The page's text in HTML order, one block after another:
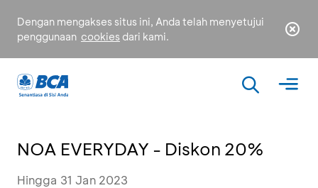
Dengan mengakses situs ini, Anda telah menyetujui
penggunaan cookies dari kami.
NOA EVERYDAY - Diskon 20%
Hingga 31 Jan 2023